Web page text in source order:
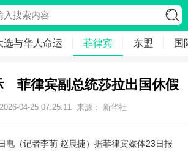
选与华人命运 菲律宾 东盟 国
菲律宾副总统莎拉出国休假
04-25 07:25:11 来源： 新华社
电（记者李萌 赵晨捷）据菲律宾媒体23日报